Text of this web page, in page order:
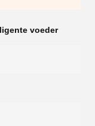
voeder